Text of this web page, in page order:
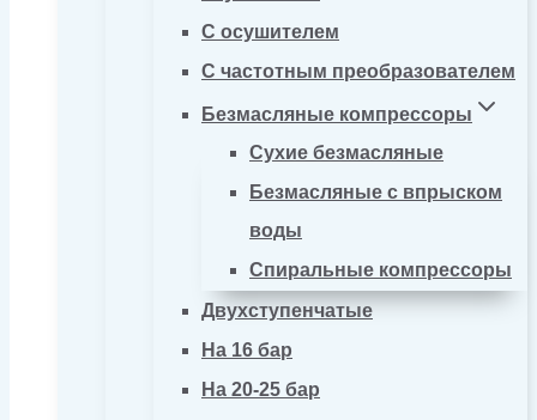
С осушителем
С частотным преобразователем
Безмасляные компрессоры
Сухие безмасляные
Безмасляные с впрыском
воды
Спиральные компрессоры
Двухступенчатые
На 16 бар
На 20-25 бар